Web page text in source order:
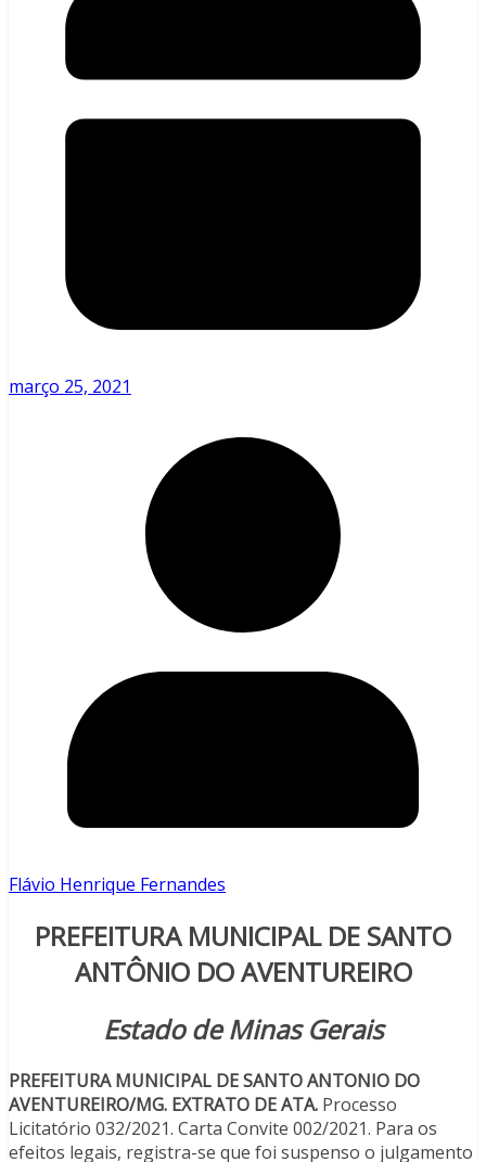
março 25, 2021
Flávio Henrique Fernandes
PREFEITURA MUNICIPAL DE SANTO
ANTÔNIO DO AVENTUREIRO
Estado de Minas Gerais
PREFEITURA MUNICIPAL DE SANTO ANTONIO DO
AVENTUREIRO/MG. EXTRATO DE ATA. Processo
Licitatório 032/2021. Carta Convite 002/2021. Para os
efeitos legais, registra-se que foi suspenso o julgamento